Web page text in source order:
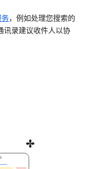
务，例如处理您搜索的
讯录建议收件人以协